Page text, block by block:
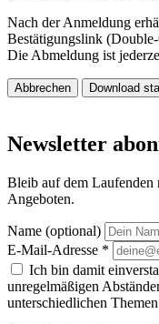
Nach der Anmeldung
Bestätigungslink
Die Abmeldung ist
Abbrechen Download
Newsletter
Bleib auf dem Laufenden
Angeboten.
Name (optional)
E-Mail-Adresse *
Ich bin damit
unregelmäßigen
unterschiedlichen